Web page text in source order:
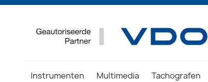
Instrumenten Multimedia Tachografen